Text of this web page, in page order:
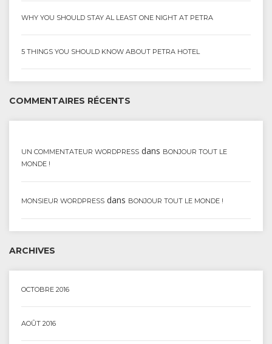
WHY YOU SHOULD STAY AL LEAST ONE NIGHT AT PETRA
5 THINGS YOU SHOULD KNOW ABOUT PETRA HOTEL
COMMENTAIRES RÉCENTS
UN COMMENTATEUR WORDPRESS dans BONJOUR TOUT LE
MONDE !
MONSIEUR WORDPRESS dans BONJOUR TOUT LE MONDE !
ARCHIVES
OCTOBRE 2016
AOÛT 2016